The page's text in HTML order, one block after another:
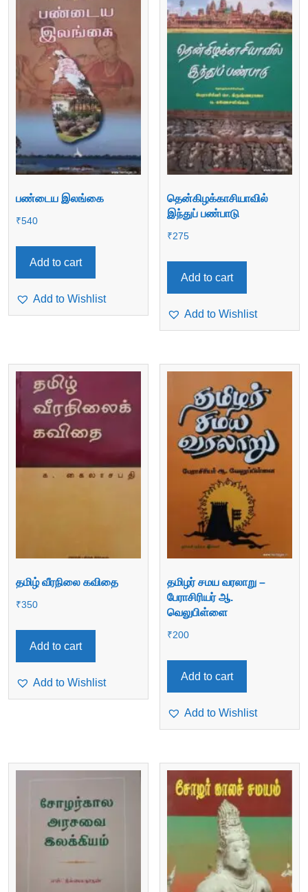
பண்டைய இலங்கை
₹540
Add to cart
Add to Wishlist
தென்கிழக்காசியாவில்
இந்துப் பண்பாடு
₹275
Add to cart
Add to Wishlist
தமிழ் வீரநிலை கவிதை
₹350
Add to cart
Add to Wishlist
தமிழர் சமய வரலாறு –
பேராசிரியர் ஆ.
வெலுபிள்ளை
₹200
Add to cart
Add to Wishlist